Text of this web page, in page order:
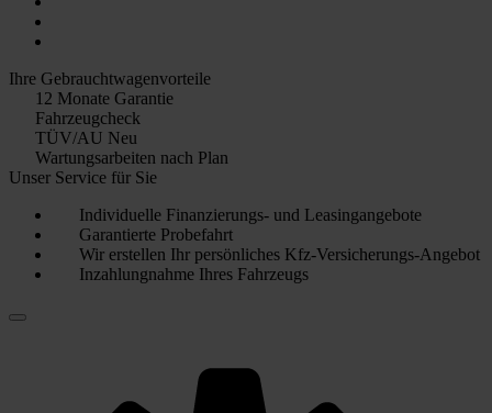
Ihre Gebrauchtwagenvorteile
12 Monate Garantie
Fahrzeugcheck
TÜV/AU Neu
Wartungsarbeiten nach Plan
Unser Service für Sie
Individuelle Finanzierungs- und Leasingangebote
Garantierte Probefahrt
Wir erstellen Ihr persönliches Kfz-Versicherungs-Angebot
Inzahlungnahme Ihres Fahrzeugs